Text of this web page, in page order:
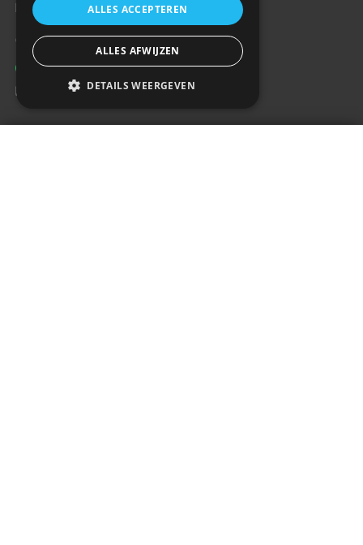
beste selectie, service & prijs te bieden.
Contact
+31(0)85 486 83 17
info@rrparts.nl
ALLES ACCEPTEREN
ALLES AFWIJZEN
DETAILS WEERGEVEN